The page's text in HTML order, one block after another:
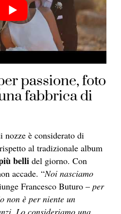
passione, foto
fabbrica di
è considerato di
al tradizionale album
belli del giorno. Con
accade. “Noi nasciamo
Francesco Buturo – per
non è per niente un